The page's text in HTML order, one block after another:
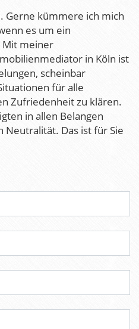
Gerne kümmere ich mich
es um ein
Mit meiner
in Köln ist
scheinbar
für alle
Zufriedenheit zu klären.
in allen Belangen
Neutralität. Das ist für Sie